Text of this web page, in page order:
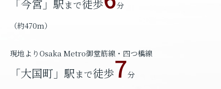
「今宮」駅まで徒歩 分
（約470m）
現地よりOsaka Metro御堂筋線・四つ橋線
「大国町」駅まで徒歩7分